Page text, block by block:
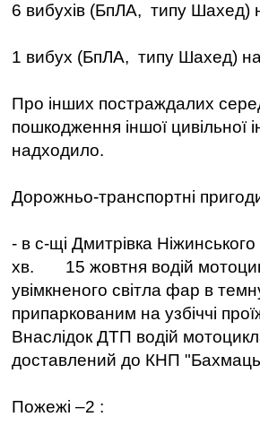
6 вибухів (БпЛА, типу Шахед)
1 вибух (БпЛА, типу Шахед) на
Про інших постраждалих
пошкодження іншої цивільної
надходило.
Дорожньо-транспортні
- в с-щі Дмитрівка
хв. 15 жовтня водій
увімкненого світла фар в
припаркованим на узбіччі
Внаслідок ДТП водій
доставлений до КНП
Пожежі –2 :